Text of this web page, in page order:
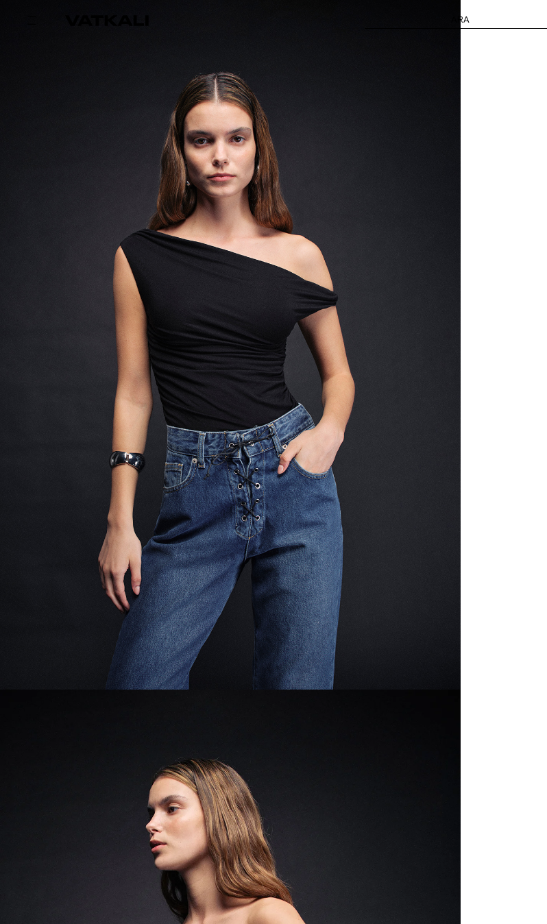
ARA